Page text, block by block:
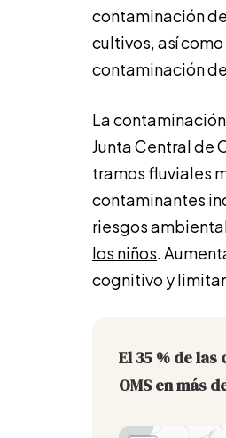
contaminación
cultivos, así
contaminación
La
Junta Central de
tramos fluviales
contaminantes
riesgos
los niños.
cognitivo y
El 35 % de
OMS en más